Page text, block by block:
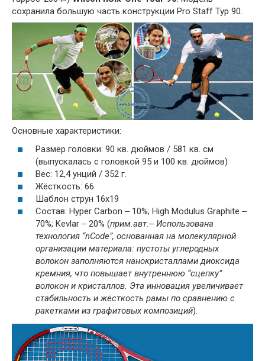
сохранила большую часть конструкции Pro Staff Тур 90.
Основные характеристики:
Размер головки: 90 кв. дюймов / 581 кв. см
(выпускалась с головкой 95 и 100 кв. дюймов)
Вес: 12,4 унций / 352 г.
Жёсткость: 66
Шаблон струн 16x19
Состав: Hyper Carbon ‒ 10%; High Modulus Graphite ‒
70%; Kevlar ‒ 20% (прим.авт.‒ Использована
технология “nCode”, основанная на молекулярной
организации материала: пустоты углеродных
волокон заполняются нанокристаллами диоксида
кремния, что повышает внутреннюю “сцепку”
волокон и кристаллов. Эта инновация увеличивает
стабильность и жёсткость рамы по сравнению с
ракетками из графитовых композиций).